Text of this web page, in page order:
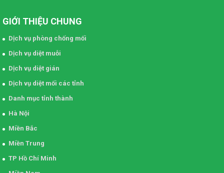
GIỚI THIỆU CHUNG
Dịch vụ phòng chống mối
Dịch vụ diệt muỗi
Dịch vụ diệt gián
Dịch vụ diệt mối các tỉnh
Danh mục tỉnh thành
Hà Nội
Miền Bắc
Miền Trung
TP Hồ Chí Minh